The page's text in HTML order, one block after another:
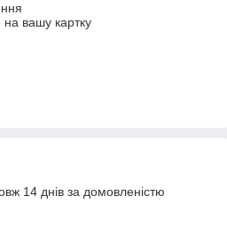
на вашу картку
14 днів за домовленістю